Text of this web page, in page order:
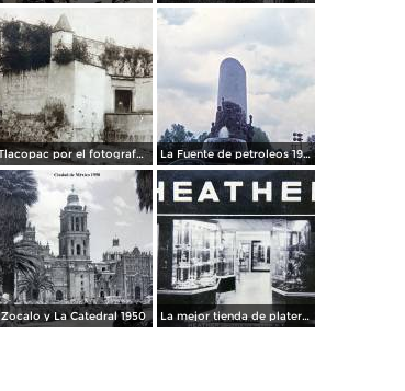
Tlacopac por el fotografo Hugo Brehme. La Fuente de petroleos 1950.
Zocalo y La Catedral 1950 La mejor tienda de plateria.